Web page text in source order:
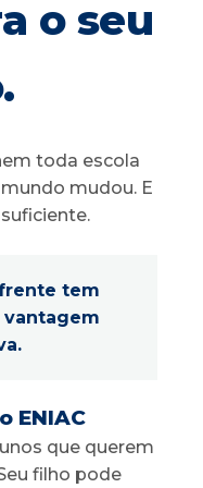
o seu
toda escola
mudou. E
tem
vantagem
ENIAC
que querem
filho pode